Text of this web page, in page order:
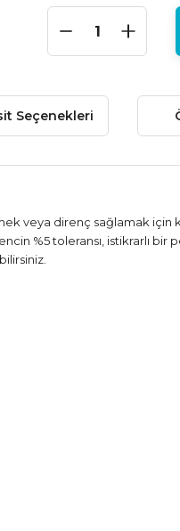
Seçenekleri
veya direnç sağlamak için
%5 toleransı, istikrarlı bir